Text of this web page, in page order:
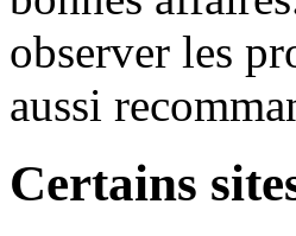
observer les
aussi
Certains